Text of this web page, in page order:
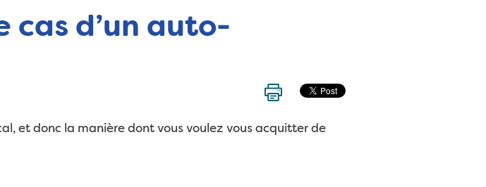
cas d’un auto-
et donc la manière dont vous voulez vous acquitter de